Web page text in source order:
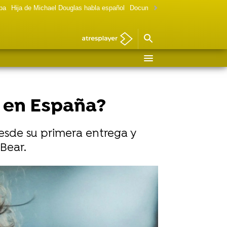
Hija de Michael Douglas habla español Documental Las chicas Gilmore
España?
su primera entrega y
regalo incluido